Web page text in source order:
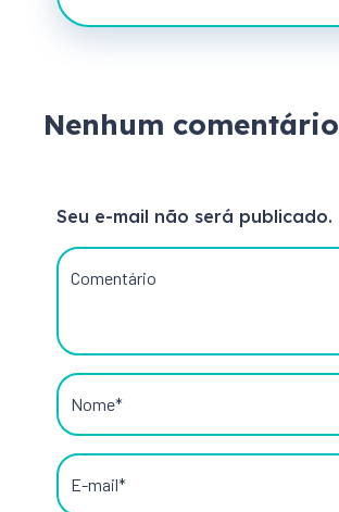
Nenhum
Seu e-mail não será publicado.
Comentário
Nome*
E-mail*